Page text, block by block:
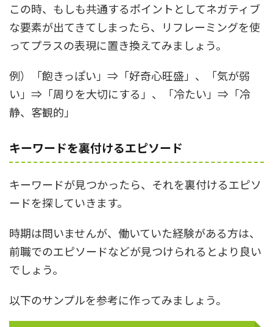
この時、もしも共通するポイントとしてネガティブ
な要素が出てきてしまったら、リフレーミングを使
ってプラスの表現に置き換えてみましょう。
例）「飽きっぽい」⇒「好奇心旺盛」、「気が弱
い」⇒「周りを大切にする」、「冷たい」⇒「冷
静、客観的」
キーワードを裏付けるエピソード
キーワードが見つかったら、それを裏付けるエピソ
ードを探していきます。
時期は問いませんが、働いていた経験がある方は、
前職でのエピソードなどが見つけられるとより良い
でしょう。
以下のサンプルを参考に作ってみましょう。